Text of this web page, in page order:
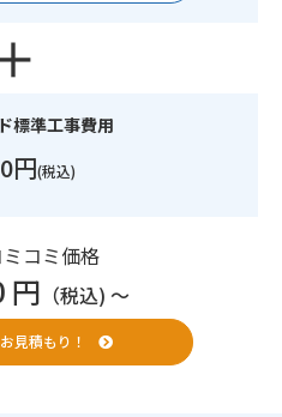
標準工事費用
円(税込)
コミ価格
円 （税込) 〜
見積もり！